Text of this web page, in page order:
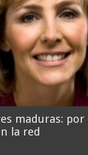
maduras: por
la red